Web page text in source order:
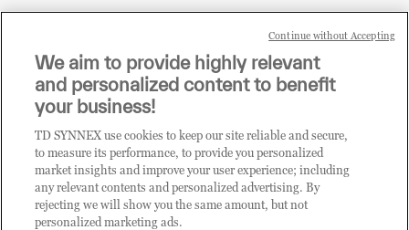
Sei un rivenditore di tecnologia e desideri acquistare
i prodotti o le soluzioni trattate sul blog?
CLICCA QUI E DIVENTA
CLIENTE TD SYNNEX
We aim to provide highly relevant
and personalized content to benefit
your business!
TD SYNNEX use cookies to keep our site reliable and secure,
to measure its performance, to provide you personalized
market insights and improve your user experience; including
any relevant contents and personalized advertising. By
rejecting we will show you the same amount, but not
personalized marketing ads.
Continue without Accepting